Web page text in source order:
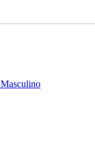
Masculino